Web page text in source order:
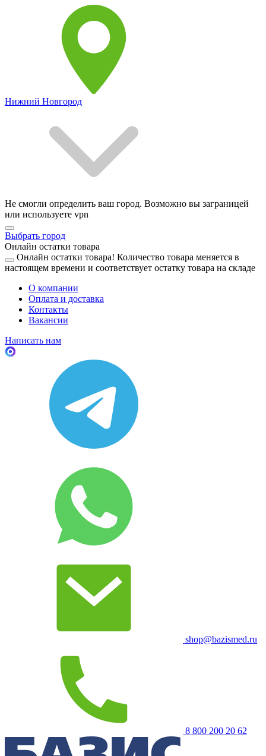
Нижний Новгород
Не смогли определить ваш город. Возможно вы заграницей
или используете vpn
Выбрать город
Онлайн остатки товара
Онлайн остатки товара! Количество товара меняется в
настоящем времени и соответствует остатку товара на складе
О компании
Оплата и доставка
Контакты
Вакансии
Написать нам
shop@bazismed.ru
8 800 200 20 62